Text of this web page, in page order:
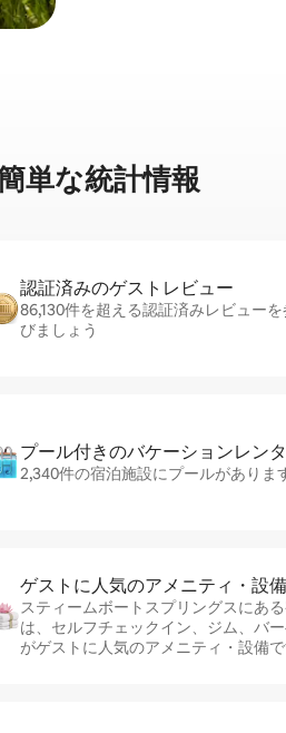
単⁠な統⁠計⁠情⁠報
認証済みのゲ⁠ス⁠ト⁠レ⁠ビ⁠ュ⁠ー
86,130件を超える認証済みレビュー
びましょう
プール付きのバ⁠ケ⁠ー⁠シ⁠ョ⁠ンレ⁠ン⁠
2,340件の宿泊施設にプールがありま
ゲストに人⁠気⁠のア⁠メ⁠ニ⁠テ⁠ィ・設⁠備
スティームボートスプリングスにあ
は、セ⁠ル⁠フチ⁠ェ⁠ッ⁠ク⁠イ⁠ン、ジム、バ
がゲストに人気のアメニティ・設備